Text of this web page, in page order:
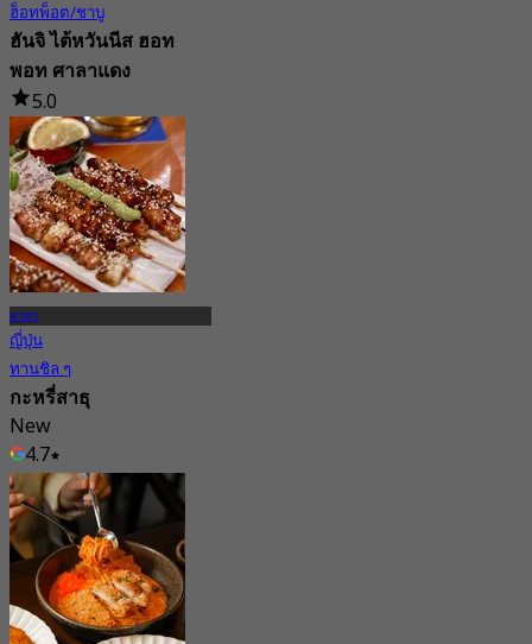
ฮ็อทพ็อต/ชาบู
ฮันจิ ไต้หวันนีส ฮอท
พอท ศาลาแดง
5.0
29 การจอง
จาก฿ 812.5
สาทร
ญี่ปุ่น
ทานชิล ๆ
กะหรี่สาธุ
New
4.7
จาก฿ 359